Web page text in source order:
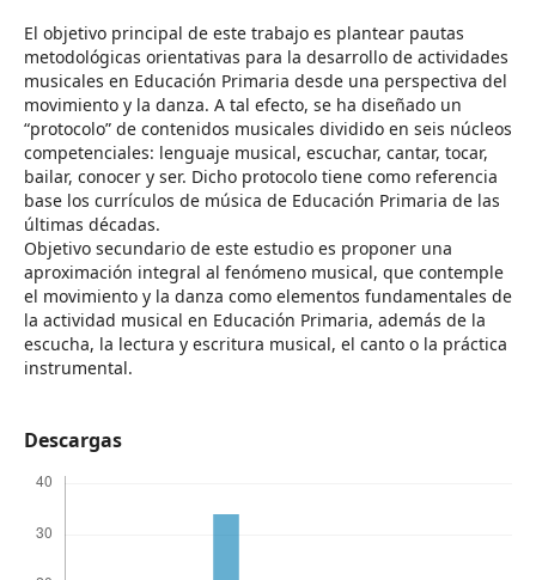
El objetivo principal de este trabajo es plantear pautas
metodológicas orientativas para la desarrollo de actividades
musicales en Educación Primaria desde una perspectiva del
movimiento y la danza. A tal efecto, se ha diseñado un
“protocolo” de contenidos musicales dividido en seis núcleos
competenciales: lenguaje musical, escuchar, cantar, tocar,
bailar, conocer y ser. Dicho protocolo tiene como referencia
base los currículos de música de Educación Primaria de las
últimas décadas.
Objetivo secundario de este estudio es proponer una
aproximación integral al fenómeno musical, que contemple
el movimiento y la danza como elementos fundamentales de
la actividad musical en Educación Primaria, además de la
escucha, la lectura y escritura musical, el canto o la práctica
instrumental.
Descargas